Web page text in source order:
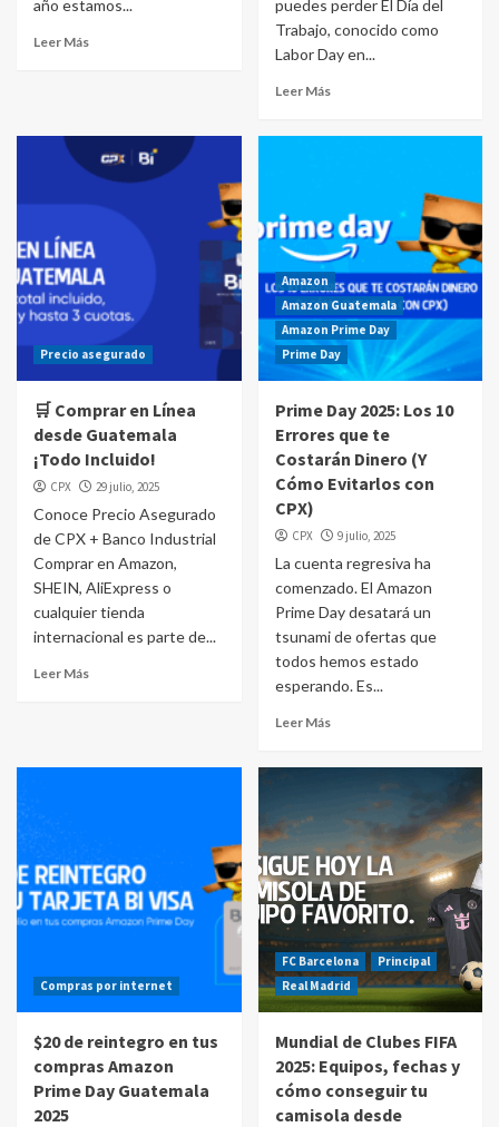
año estamos...
Leer Más
puedes perder El Día del
Trabajo, conocido como
Labor Day en...
Leer Más
Precio asegurado
🛒 Comprar en Línea
desde Guatemala
¡Todo Incluido!
CPX 29 julio, 2025
Conoce Precio Asegurado
de CPX + Banco Industrial
Comprar en Amazon,
SHEIN, AliExpress o
cualquier tienda
internacional es parte de...
Leer Más
Amazon
Amazon Guatemala
Amazon Prime Day
Prime Day
Prime Day 2025: Los 10
Errores que te
Costarán Dinero (Y
Cómo Evitarlos con
CPX)
CPX 9 julio, 2025
La cuenta regresiva ha
comenzado. El Amazon
Prime Day desatará un
tsunami de ofertas que
todos hemos estado
esperando. Es...
Leer Más
Compras por internet
$20 de reintegro en tus
compras Amazon
Prime Day Guatemala
2025
FC Barcelona
Principal
Real Madrid
Mundial de Clubes FIFA
2025: Equipos, fechas y
cómo conseguir tu
camisola desde